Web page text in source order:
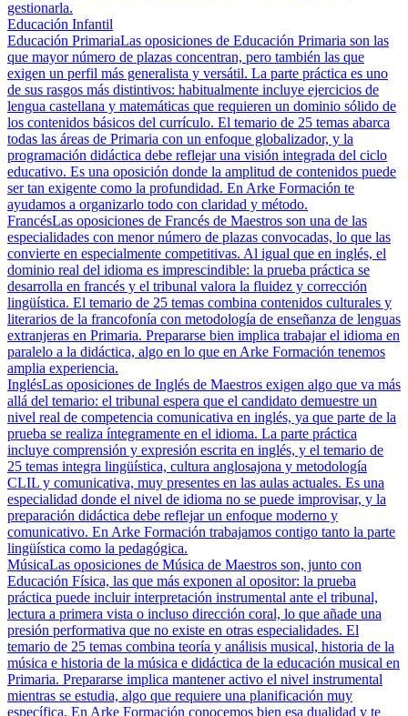
gestionarla.
Educación Infantil
Educación PrimariaLas oposiciones de Educación Primaria son las
que mayor número de plazas concentran, pero también las que
exigen un perfil más generalista y versátil. La parte práctica es uno
de sus rasgos más distintivos: habitualmente incluye ejercicios de
lengua castellana y matemáticas que requieren un dominio sólido de
los contenidos básicos del currículo. El temario de 25 temas abarca
todas las áreas de Primaria con un enfoque globalizador, y la
programación didáctica debe reflejar una visión integrada del ciclo
educativo. Es una oposición donde la amplitud de contenidos puede
ser tan exigente como la profundidad. En Arke Formación te
ayudamos a organizarlo todo con claridad y método.
FrancésLas oposiciones de Francés de Maestros son una de las
especialidades con menor número de plazas convocadas, lo que las
convierte en especialmente competitivas. Al igual que en inglés, el
dominio real del idioma es imprescindible: la prueba práctica se
desarrolla en francés y el tribunal valora la fluidez y corrección
lingüística. El temario de 25 temas combina contenidos culturales y
literarios de la francofonía con metodología de enseñanza de lenguas
extranjeras en Primaria. Prepararse bien implica trabajar el idioma en
paralelo a la didáctica, algo en lo que en Arke Formación tenemos
amplia experiencia.
InglésLas oposiciones de Inglés de Maestros exigen algo que va más
allá del temario: el tribunal espera que el candidato demuestre un
nivel real de competencia comunicativa en inglés, ya que parte de la
prueba se realiza íntegramente en el idioma. La parte práctica
incluye comprensión y expresión escrita en inglés, y el temario de
25 temas integra lingüística, cultura anglosajona y metodología
CLIL y comunicativa, muy presentes en las aulas actuales. Es una
especialidad donde el nivel de idioma no se puede improvisar, y la
preparación didáctica debe reflejar un enfoque moderno y
comunicativo. En Arke Formación trabajamos contigo tanto la parte
lingüística como la pedagógica.
MúsicaLas oposiciones de Música de Maestros son, junto con
Educación Física, las que más exponen al opositor: la prueba
práctica puede incluir interpretación instrumental ante el tribunal,
lectura a primera vista o incluso dirección coral, lo que añade una
presión performativa que no existe en otras especialidades. El
temario de 25 temas combina teoría y análisis musical, historia de la
música e historia de la música e didáctica de la educación musical en
Primaria. Prepararse implica mantener activo el nivel instrumental
mientras se estudia, algo que requiere una planificación muy
específica. En Arke Formación conocemos bien esa dualidad y te